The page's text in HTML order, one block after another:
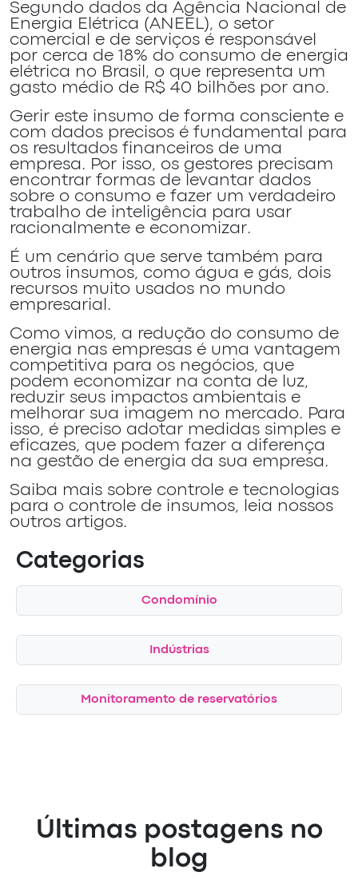
Segundo dados da Agência Nacional de
Energia Elétrica (ANEEL), o setor
comercial e de serviços é responsável
por cerca de 18% do consumo de energia
elétrica no Brasil, o que representa um
gasto médio de R$ 40 bilhões por ano.
Gerir este insumo de forma consciente e
com dados precisos é fundamental para
os resultados financeiros de uma
empresa. Por isso, os gestores precisam
encontrar formas de levantar dados
sobre o consumo e fazer um verdadeiro
trabalho de inteligência para usar
racionalmente e economizar.
É um cenário que serve também para
outros insumos, como água e gás, dois
recursos muito usados no mundo
empresarial.
Como vimos, a redução do consumo de
energia nas empresas é uma vantagem
competitiva para os negócios, que
podem economizar na conta de luz,
reduzir seus impactos ambientais e
melhorar sua imagem no mercado. Para
isso, é preciso adotar medidas simples e
eficazes, que podem fazer a diferença
na gestão de energia da sua empresa.
Saiba mais sobre controle e tecnologias
para o controle de insumos, leia nossos
outros artigos.
Categorias
Condomínio
Indústrias
Monitoramento de reservatórios
Últimas postagens no
blog